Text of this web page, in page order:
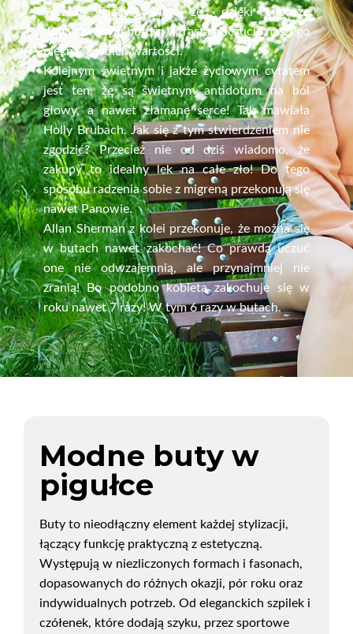
Wszak każdy wie, że dzięki dobrze
dopasowanym butom wzrasta poczucie naszego
piękna i swoich wartości.
Kolejnym świetnym i jakże życiowym cytatem
jest ten, że są świetnym antidotum na ból
głowy, a nawet złamane serce! Tak mawiała
Holly Brubach. Jak się z tym stwierdzeniem nie
zgodzić? Przecież nie od dziś wiadomo, że
zakupy to idealny lek na całe zło! Do tego
sposobu radzenia sobie z migreną przekonują się
nawet Panowie.
Allan Sherman z kolei przekonuje, że można się
w butach nawet zakochać! Co prawdą uczuć
one nie odwzajemnią, ale przynajmniej nie
zranią! Bo podobno kobieta zakochuje się w
roku nawet 7 razy! W tym 6 razy w butach.
Modne buty w
pigułce
Buty to nieodłączny element każdej stylizacji,
łączący funkcję praktyczną z estetyczną.
Występują w niezliczonych formach i fasonach,
dopasowanych do różnych okazji, pór roku oraz
indywidualnych potrzeb. Od eleganckich szpilek i
czółenek, które dodają szyku, przez sportowe